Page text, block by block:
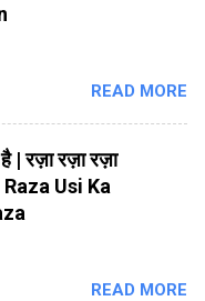
READ MORE
| रज़ा रज़ा रज़ा
Usi Ka
READ MORE